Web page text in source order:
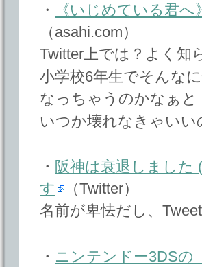
・
《いじめている君
（asahi.com）
Twitter上では？よく知
小学校6年生でそんな
なっちゃうのかなぁと
いつか壊れなきゃいい
・ 阪神は衰退しました
す
（Twitter）
名前が卑怯だし、
・ ニンテンドー3DSの